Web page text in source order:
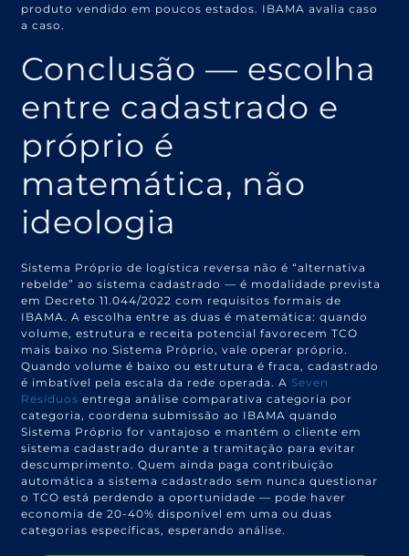
produto vendido em poucos estados. IBAMA avalia caso
a caso.
Conclusão — escolha
entre cadastrado e
próprio é
matemática, não
ideologia
Sistema Próprio de logística reversa não é “alternativa
rebelde” ao sistema cadastrado — é modalidade prevista
em Decreto 11.044/2022 com requisitos formais de
IBAMA. A escolha entre as duas é matemática: quando
volume, estrutura e receita potencial favorecem TCO
mais baixo no Sistema Próprio, vale operar próprio.
Quando volume é baixo ou estrutura é fraca, cadastrado
é imbatível pela escala da rede operada. A Seven
Resíduos entrega análise comparativa categoria por
categoria, coordena submissão ao IBAMA quando
Sistema Próprio for vantajoso e mantém o cliente em
sistema cadastrado durante a tramitação para evitar
descumprimento. Quem ainda paga contribuição
automática a sistema cadastrado sem nunca questionar
o TCO está perdendo a oportunidade — pode haver
economia de 20-40% disponível em uma ou duas
categorias específicas, esperando análise.